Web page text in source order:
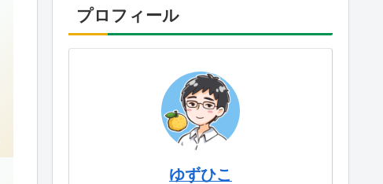
プロフィール
ゆずひこ